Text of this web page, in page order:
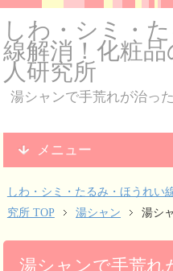
しわ・シミ・
線解消！化粧
人研究所
湯シャンで手荒れが治った
メニュー
しわ・シミ・たるみ・ほうれい
究所 TOP
湯シャン 湯シ
湯シャンで手荒れ